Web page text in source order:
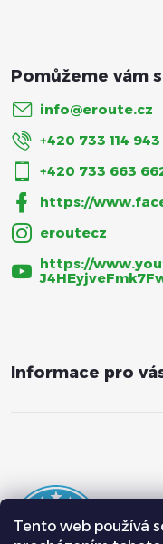
Tento web používá
info@eroute.cz
+420 733 114 943
+420 733 663
https://
eroutecz
https://
Informace pro